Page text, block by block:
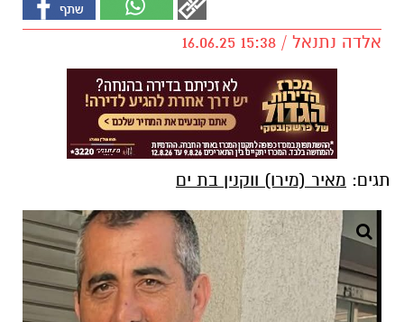
אלדה נתנאל / 15:38 16.06.25
תגים: מאיר (מירו) ווקנין בת ים